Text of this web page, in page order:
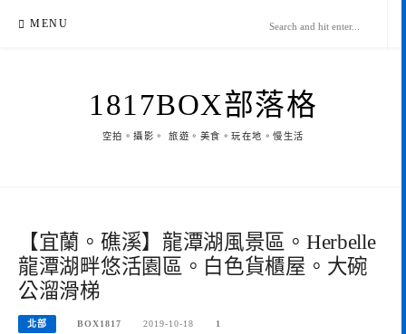
MENU
1817BOX部落格
空拍。攝影。 旅遊。美食。玩在地。慢生活
【宜蘭。礁溪】龍潭湖風景區。Herbelle
龍潭湖畔悠活園區。白色貨櫃屋。大碗
公溜滑梯
北部 BOX1817 2019-10-18 1